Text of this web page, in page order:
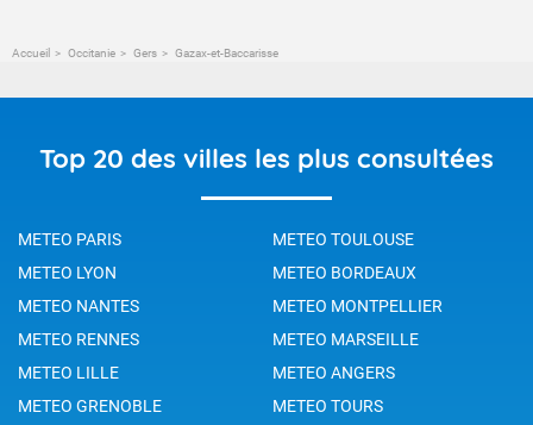
Accueil Occitanie Gers Gazax-et-Baccarisse
Top 20 des villes les plus consultées
METEO PARIS
METEO TOULOUSE
METEO LYON
METEO BORDEAUX
METEO NANTES
METEO MONTPELLIER
METEO RENNES
METEO MARSEILLE
METEO LILLE
METEO ANGERS
METEO GRENOBLE
METEO TOURS